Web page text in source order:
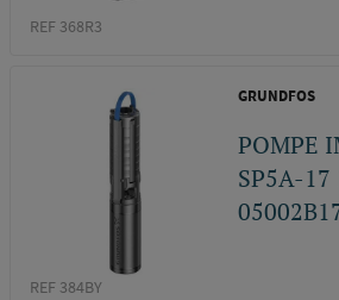
REF 368R3
GRUNDFOS
POMPE
SP5A-
REF 384BY